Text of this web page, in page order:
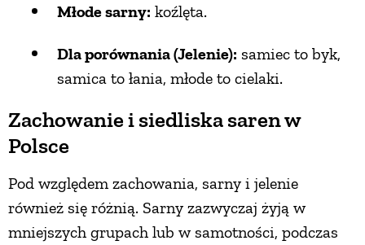
Młode sarny: koźlęta.
Dla porównania (Jelenie): samiec to byk,
samica to łania, młode to cielaki.
Zachowanie i siedliska saren w
Polsce
Pod względem zachowania, sarny i jelenie
również się różnią. Sarny zazwyczaj żyją w
mniejszych grupach lub w samotności, podczas